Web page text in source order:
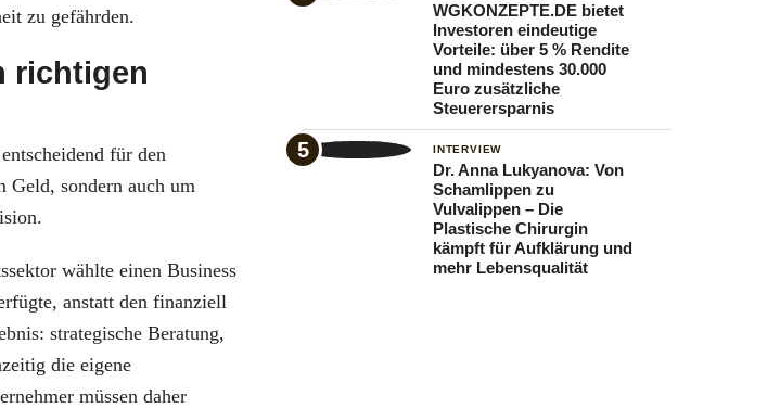
zu gefährden.
richtigen
für den
sondern auch um
wählte einen Business
anstatt den finanziell
strategische Beratung,
die eigene
müssen daher
WGKONZEPTE.DE bietet
Investoren eindeutige
Vorteile: über 5 % Rendite
und mindestens 30.000
Euro zusätzliche
Steuerersparnis
INTERVIEW
Dr. Anna Lukyanova: Von
Schamlippen zu
Vulvalippen – Die
Plastische Chirurgin
kämpft für Aufklärung und
mehr Lebensqualität